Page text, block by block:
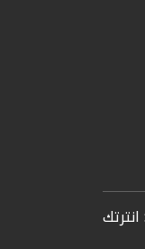
انترتك